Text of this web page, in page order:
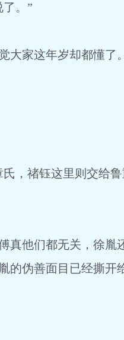
。”
家这年岁却都懂了
，禇钰这里则交给鲁
他们都无关，徐胤
的伪善面目已经撕开